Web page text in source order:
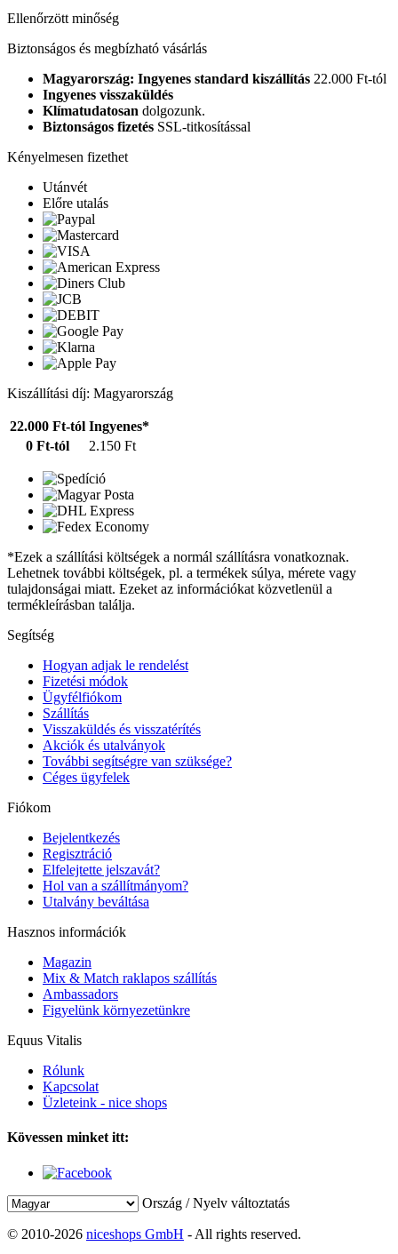
Ellenőrzött minőség
Biztonságos és megbízható vásárlás
Magyarország: Ingyenes standard kiszállítás 22.000 Ft-tól
Ingyenes visszaküldés
Klímatudatosan dolgozunk.
Biztonságos fizetés SSL-titkosítással
Kényelmesen fizethet
Utánvét
Előre utalás
Kiszállítási díj: Magyarország
22.000 Ft-tól Ingyenes*
0 Ft-tól
2.150 Ft
*Ezek a szállítási költségek a normál szállításra vonatkoznak.
Lehetnek további költségek, pl. a termékek súlya, mérete vagy
tulajdonságai miatt. Ezeket az információkat közvetlenül a
termékleírásban találja.
Segítség
Hogyan adjak le rendelést
Fizetési módok
Ügyfélfiókom
Szállítás
Visszaküldés és visszatérítés
Akciók és utalványok
További segítségre van szüksége?
Céges ügyfelek
Fiókom
Bejelentkezés
Regisztráció
Elfelejtette jelszavát?
Hol van a szállítmányom?
Utalvány beváltása
Hasznos információk
Magazin
Mix & Match raklapos szállítás
Ambassadors
Figyelünk környezetünkre
Equus Vitalis
Rólunk
Kapcsolat
Üzleteink - nice shops
Kövessen minket itt:
Ország / Nyelv változtatás
© 2010-2026 niceshops GmbH - All rights reserved.